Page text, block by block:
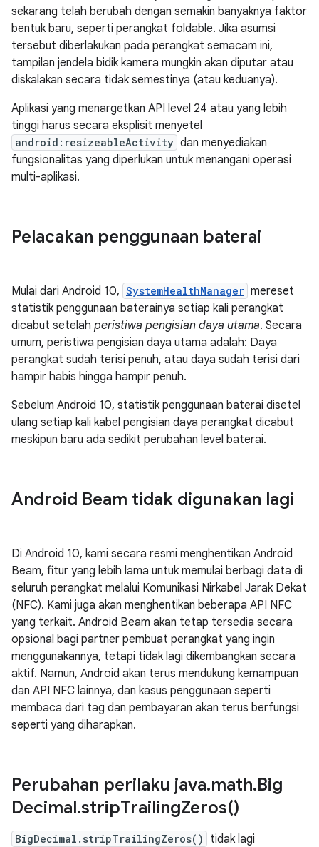
sekarang telah berubah dengan semakin banyaknya faktor
bentuk baru, seperti perangkat foldable. Jika asumsi
tersebut diberlakukan pada perangkat semacam ini,
tampilan jendela bidik kamera mungkin akan diputar atau
diskalakan secara tidak semestinya (atau keduanya).
Aplikasi yang menargetkan API level 24 atau yang lebih
tinggi harus secara eksplisit menyetel
android:resizeableActivity dan menyediakan
fungsionalitas yang diperlukan untuk menangani operasi
multi-aplikasi.
Pelacakan penggunaan baterai
Mulai dari Android 10, SystemHealthManager mereset
statistik penggunaan baterainya setiap kali perangkat
dicabut setelah peristiwa pengisian daya utama. Secara
umum, peristiwa pengisian daya utama adalah: Daya
perangkat sudah terisi penuh, atau daya sudah terisi dari
hampir habis hingga hampir penuh.
Sebelum Android 10, statistik penggunaan baterai disetel
ulang setiap kali kabel pengisian daya perangkat dicabut
meskipun baru ada sedikit perubahan level baterai.
Android Beam tidak digunakan lagi
Di Android 10, kami secara resmi menghentikan Android
Beam, fitur yang lebih lama untuk memulai berbagi data di
seluruh perangkat melalui Komunikasi Nirkabel Jarak Dekat
(NFC). Kami juga akan menghentikan beberapa API NFC
yang terkait. Android Beam akan tetap tersedia secara
opsional bagi partner pembuat perangkat yang ingin
menggunakannya, tetapi tidak lagi dikembangkan secara
aktif. Namun, Android akan terus mendukung kemampuan
dan API NFC lainnya, dan kasus penggunaan seperti
membaca dari tag dan pembayaran akan terus berfungsi
seperti yang diharapkan.
Perubahan perilaku java.math.Big
Decimal.stripTrailingZeros()
BigDecimal.stripTrailingZeros() tidak lagi